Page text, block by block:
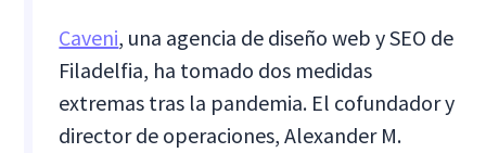
Caveni, una agencia de diseño web y SEO de
Filadelfia, ha tomado dos medidas
extremas tras la pandemia. El cofundador y
director de operaciones, Alexander M.